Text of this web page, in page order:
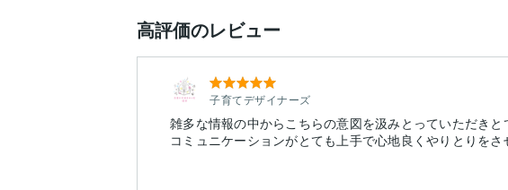
高評価のレビュー
子育てデザイナーズ
雑多な情報の中からこちらの意図を汲みとっていただきと
コミュニケーションがとても上手で心地良くやりとりをさ